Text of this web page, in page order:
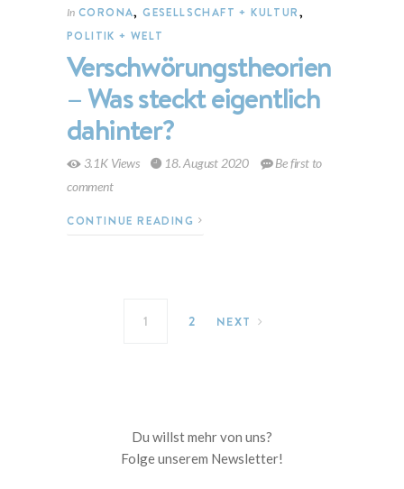
In CORONA,GESELLSCHAFT + KULTUR,
POLITIK + WELT
Verschwörungstheorien
– Was steckt eigentlich
dahinter?
3.1K Views 18. August 2020
Be first to
comment
CONTINUE READING
1 2 NEXT
Du willst mehr von uns?
Folge unserem Newsletter!